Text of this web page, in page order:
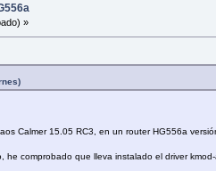
»
Calmer 15.05 RC3, en un router HG556a
he comprobado que lleva instalado el driver